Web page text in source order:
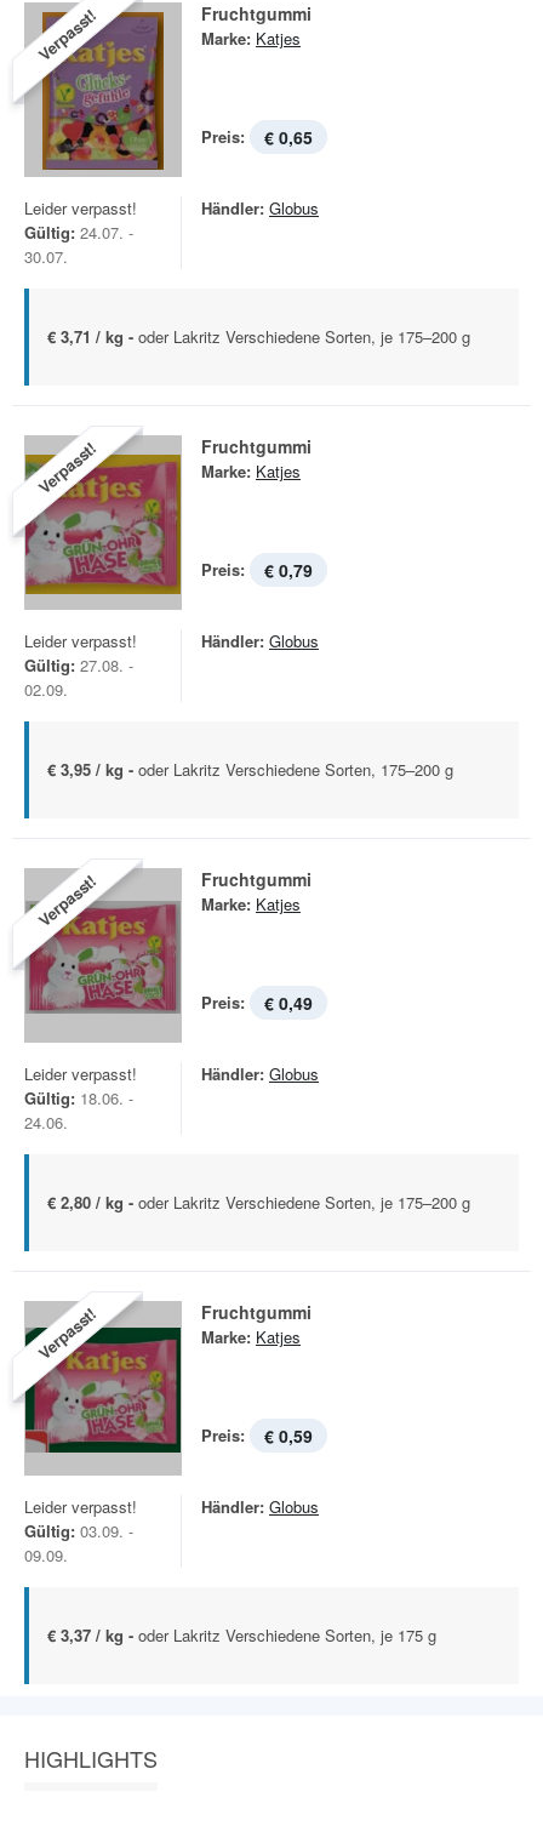
Verpasst! Fruchtgummi
Marke: Katjes
Preis: € 0,65
Leider verpasst!
Gültig: 24.07. -
30.07.
Händler: Globus
€ 3,71 / kg - oder Lakritz Verschiedene Sorten, je 175–200 g
Verpasst! Fruchtgummi
Marke: Katjes
Preis: € 0,79
Leider verpasst!
Gültig: 27.08. -
02.09.
Händler: Globus
€ 3,95 / kg - oder Lakritz Verschiedene Sorten, 175–200 g
Verpasst! Fruchtgummi
Marke: Katjes
Preis: € 0,49
Leider verpasst!
Gültig: 18.06. -
24.06.
Händler: Globus
€ 2,80 / kg - oder Lakritz Verschiedene Sorten, je 175–200 g
Verpasst! Fruchtgummi
Marke: Katjes
Preis: € 0,59
Leider verpasst!
Gültig: 03.09. -
09.09.
Händler: Globus
€ 3,37 / kg - oder Lakritz Verschiedene Sorten, je 175 g
HIGHLIGHTS